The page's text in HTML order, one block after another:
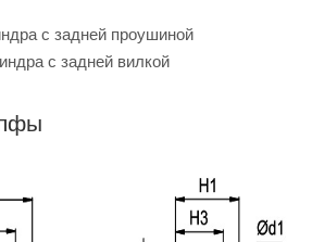
с задней проушиной
с задней вилкой